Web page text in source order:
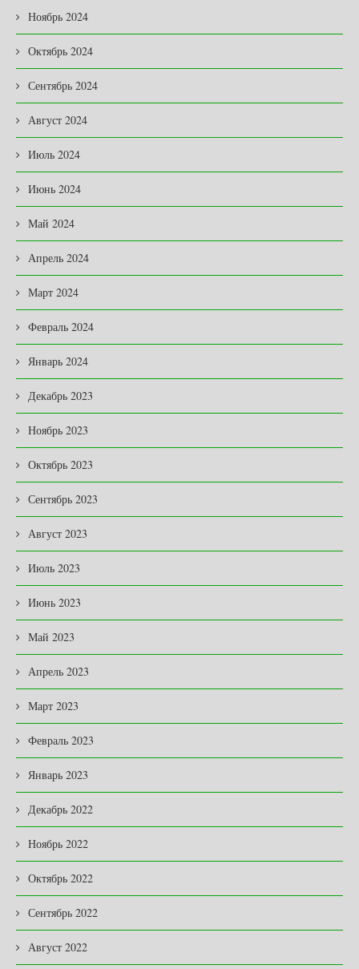
Ноябрь 2024
Октябрь 2024
Сентябрь 2024
Август 2024
Июль 2024
Июнь 2024
Май 2024
Апрель 2024
Март 2024
Февраль 2024
Январь 2024
Декабрь 2023
Ноябрь 2023
Октябрь 2023
Сентябрь 2023
Август 2023
Июль 2023
Июнь 2023
Май 2023
Апрель 2023
Март 2023
Февраль 2023
Январь 2023
Декабрь 2022
Ноябрь 2022
Октябрь 2022
Сентябрь 2022
Август 2022